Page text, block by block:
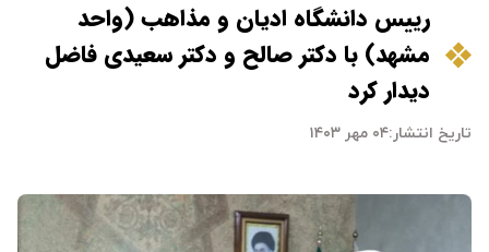
رییس دانشگاه ادیان و مذاهب (واحد
مشهد) با دکتر صالح و دکتر سعیدی فاضل
دیدار کرد
تاریخ انتشار:۰۴ مهر ۱۴۰۳